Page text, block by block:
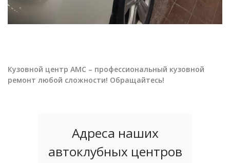
Кузовной центр АМС – профессиональный кузовной
ремонт любой сложности! Обращайтесь!
Адреса наших
автоклубных центров